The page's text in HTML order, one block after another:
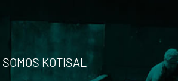
SOMOS KOTISAL